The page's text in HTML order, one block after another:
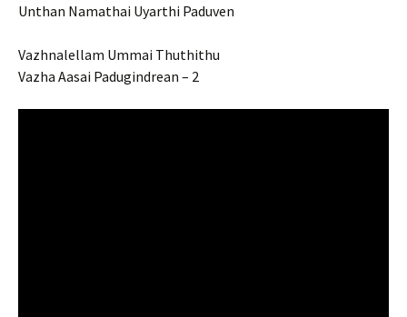
Unthan Namathai Uyarthi Paduven
Vazhnalellam Ummai Thuthithu
Vazha Aasai Padugindrean – 2